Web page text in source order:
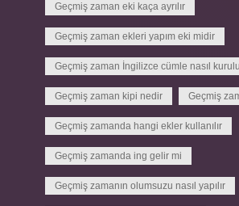
Geçmiş zaman eki kaça ayrılır
Geçmiş zaman ekleri yapım eki midir
Geçmiş zaman İngilizce cümle nasıl
Geçmiş zaman kipi nedir Geçmiş
Geçmiş zamanda hangi ekler kullanılır
Geçmiş zamanda ing gelir mi
Geçmiş zamanın olumsuzu nasıl yapılır